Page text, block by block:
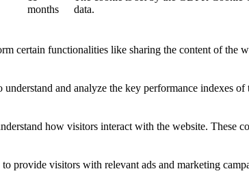
months
data.
certain functionalities like sharing the content of the
understand and analyze the key performance indexes
how visitors interact with the website. These
provide visitors with relevant ads and marketing